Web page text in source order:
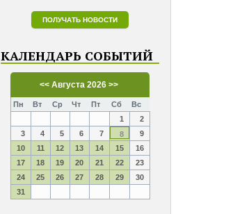
КАЛЕНДАРЬ СОБЫТИЙ
<< Августа 2026>>
Пн Вт Ср Чт Пт Сб
Вс
1
2
3
4 5 6 7 8
9
10
11 12 13 14 15
16
17
18 19 20 21 22
23
24
25 26 27 28 29
30
31